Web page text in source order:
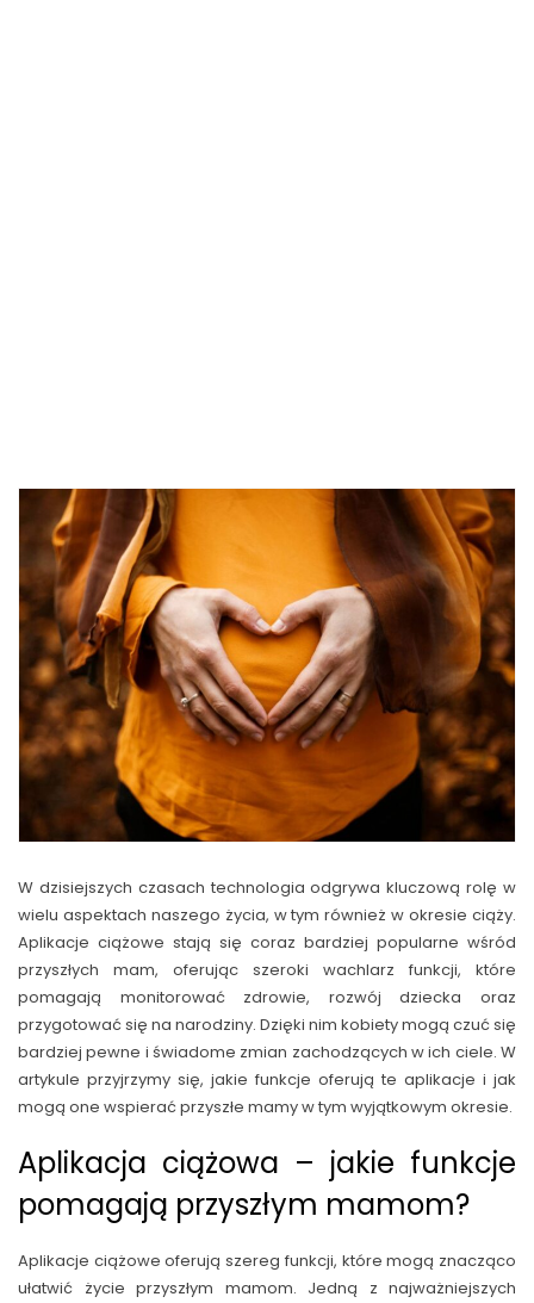
W dzisiejszych czasach technologia odgrywa kluczową rolę w
wielu aspektach naszego życia, w tym również w okresie ciąży.
Aplikacje ciążowe stają się coraz bardziej popularne wśród
przyszłych mam, oferując szeroki wachlarz funkcji, które
pomagają monitorować zdrowie, rozwój dziecka oraz
przygotować się na narodziny. Dzięki nim kobiety mogą czuć się
bardziej pewne i świadome zmian zachodzących w ich ciele. W
artykule przyjrzymy się, jakie funkcje oferują te aplikacje i jak
mogą one wspierać przyszłe mamy w tym wyjątkowym okresie.
Aplikacja ciążowa – jakie funkcje
pomagają przyszłym mamom?
Aplikacje ciążowe oferują szereg funkcji, które mogą znacząco
ułatwić życie przyszłym mamom. Jedną z najważniejszych